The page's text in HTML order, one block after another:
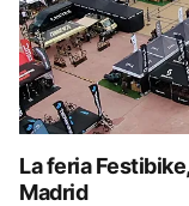
La feria
Madrid